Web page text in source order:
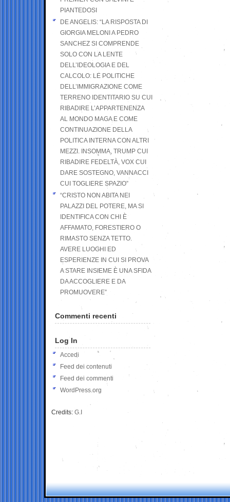
PIANTEDOSI
DE ANGELIS: “LA RISPOSTA DI
GIORGIA MELONI A PEDRO
SANCHEZ SI COMPRENDE
SOLO CON LA LENTE
DELL’IDEOLOGIA E DEL
CALCOLO: LE POLITICHE
DELL’IMMIGRAZIONE COME
TERRENO IDENTITARIO SU CUI
RIBADIRE L’APPARTENENZA
AL MONDO MAGA E COME
CONTINUAZIONE DELLA
POLITICA INTERNA CON ALTRI
MEZZI. INSOMMA, TRUMP CUI
RIBADIRE FEDELTÀ, VOX CUI
DARE SOSTEGNO, VANNACCI
CUI TOGLIERE SPAZIO”
“CRISTO NON ABITA NEI
PALAZZI DEL POTERE, MA SI
IDENTIFICA CON CHI È
AFFAMATO, FORESTIERO O
RIMASTO SENZA TETTO.
AVERE LUOGHI ED
ESPERIENZE IN CUI SI PROVA
A STARE INSIEME È UNA SFIDA
DA ACCOGLIERE E DA
PROMUOVERE”
Commenti recenti
Log In
Accedi
Feed dei contenuti
Feed dei commenti
WordPress.org
Credits: G.I